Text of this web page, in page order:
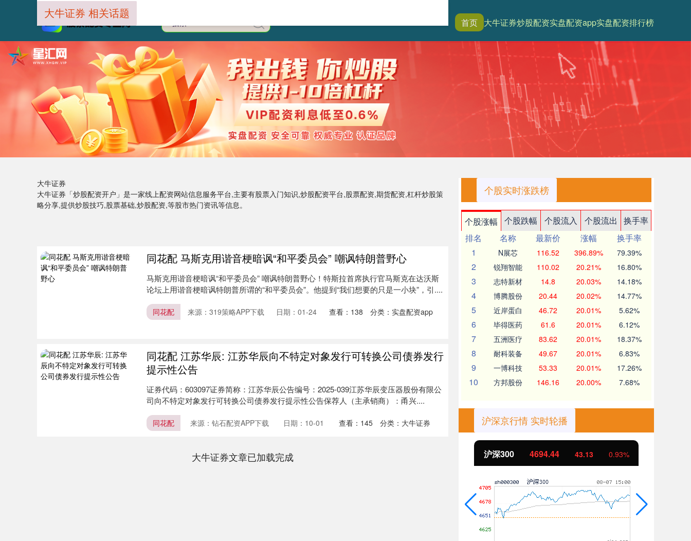
首页 大牛证券炒股配资实盘配资app实盘配资排行榜
大牛证券
大牛证券「炒股配资开户」是一家线上配资网站信息服务平台,主要有股票入门知识,炒股配资平台,股票配资,期货配资,杠杆炒股策
略分享,提供炒股技巧,股票基础,炒股配资,等股市热门资讯等信息。
大牛证券 相关话题
同花配 马斯克用谐音梗暗讽“和平委员会” 嘲讽特朗普野心
马斯克用谐音梗暗讽“和平委员会” 嘲讽特朗普野心！特斯拉首席执行官马斯克在达沃斯
论坛上用谐音梗暗讽特朗普所谓的“和平委员会”。他提到“我们想要的只是一小块”，引....
同花配 来源：319策略APP下载 日期：01-24 查看： 138 分类： 实盘配资app
同花配 江苏华辰: 江苏华辰向不特定对象发行可转换公司债券发行
提示性公告
证券代码：603097证券简称：江苏华辰公告编号：2025-039江苏华辰变压器股份有限公
司向不特定对象发行可转换公司债券发行提示性公告保荐人（主承销商）：甬兴....
同花配 来源：钻石配资APP下载 日期：10-01 查看： 145 分类： 大牛证券
大牛证券文章已加载完成
个股实时涨跌榜
个股涨幅 个股跌幅 个股流入 个股流出
换手率
排名
名称 最新价 涨幅
换手率
1
N展芯 116.52 396.89% 79.39%
2 锐翔智能 110.02 20.21% 16.80%
3 志特新材 14.8 20.03% 14.18%
4 博腾股份 20.44 20.02% 14.77%
5 近岸蛋白 46.72 20.01% 5.62%
6 毕得医药 61.6 20.01% 6.12%
7 五洲医疗 83.62 20.01% 18.37%
8 耐科装备 49.67 20.01% 6.83%
9 一博科技 53.33 20.01% 17.26%
10 方邦股份 146.16 20.00% 7.68%
沪深京行情 实时轮播
39.68 1.02% 深证成指 沪深300 4694.44 43.13 0.93%